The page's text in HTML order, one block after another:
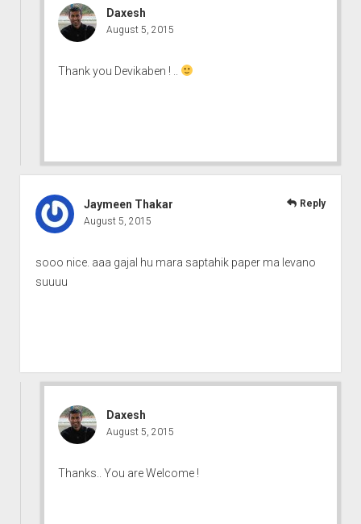
Daxesh
August 5, 2015
Thank you Devikaben ! ..
Jaymeen Thakar
August 5, 2015
sooo nice. aaa gajal hu mara saptahik paper ma levano
suuuu
Reply
Daxesh
August 5, 2015
Thanks.. You are Welcome !